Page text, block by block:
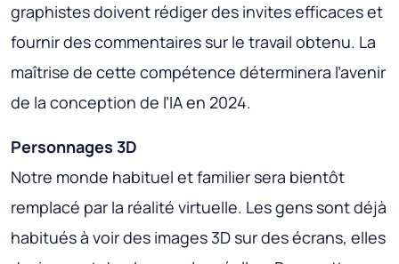
graphistes doivent rédiger des invites efficaces et
fournir des commentaires sur le travail obtenu. La
maîtrise de cette compétence déterminera l’avenir
de la conception de l’IA en 2024.
Personnages 3D
Notre monde habituel et familier sera bientôt
remplacé par la réalité virtuelle. Les gens sont déjà
habitués à voir des images 3D sur des écrans, elles